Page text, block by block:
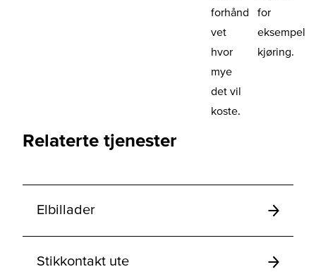
forhånd
vet
hvor
mye
det vil
koste.
for
eksempel
kjøring.
Relaterte tjenester
Elbillader
Stikkontakt ute